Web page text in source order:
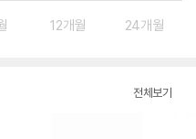
12개월 24개월
전체보기